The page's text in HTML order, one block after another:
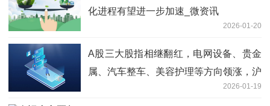
化进程有望进一步加速_微资讯
2026-01-20
A股三大股指相继翻红，电网设备、贵金
属、汽车整车、美容护理等方向领涨，沪
2026-01-19